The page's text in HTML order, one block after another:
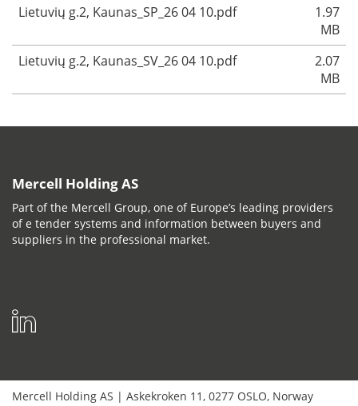
Lietuvių g.2, Kaunas_SP_26 04 10.pdf
1.97
MB
Lietuvių g.2, Kaunas_SV_26 04 10.pdf
2.07
MB
Mercell Holding AS
Part of the Mercell Group, one of Europe’s leading providers
of e tender systems and information between buyers and
suppliers in the professional market.
Mercell Holding AS | Askekroken 11 , 0277 OSLO, Norway